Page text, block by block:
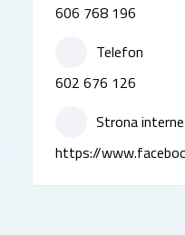
606 768 196
Telefon
602 676 126
Strona
https://